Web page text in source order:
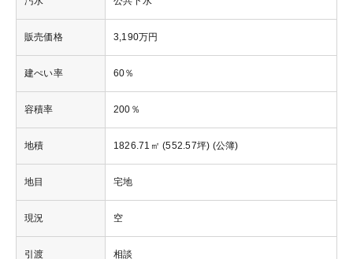
販売価格 3,190万円
建ぺい率 60％
容積率 200％
地積 1826.71㎡ (552.57坪) (公簿)
地目 宅地
現況 空
引渡 相談